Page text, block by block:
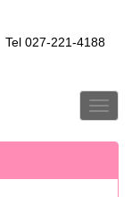
Tel 027-221-4188